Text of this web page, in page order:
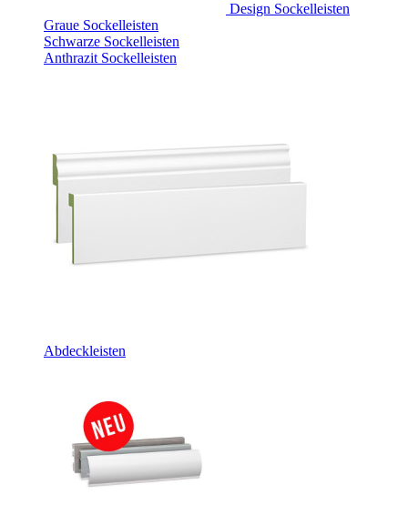
Design Sockelleisten
Graue Sockelleisten
Schwarze Sockelleisten
Anthrazit Sockelleisten
Abdeckleisten